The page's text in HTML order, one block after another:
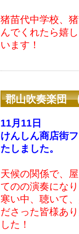
猪苗代中学校、
んでくれたら嬉
います！
郡山吹奏楽団
11月11日
けんしん商店街
たしました。
天候の関係で、
てのの演奏にな
寒い中、聴いて
ださった皆様あ
した！